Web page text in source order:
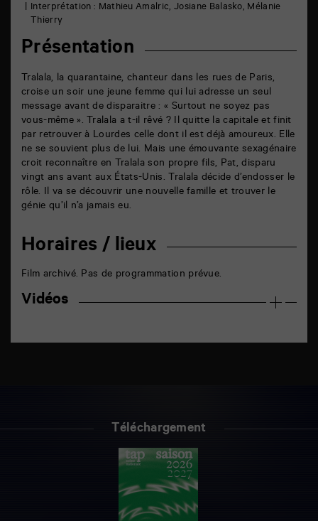
Interprétation : Mathieu Amalric, Josiane Balasko, Mélanie
Thierry
Présentation
Tralala, la quarantaine, chanteur dans les rues de Paris,
croise un soir une jeune femme qui lui adresse un seul
message avant de disparaitre : « Surtout ne soyez pas
vous-même ». Tralala a t-il rêvé ? Il quitte la capitale et finit
par retrouver à Lourdes celle dont il est déjà amoureux. Elle
ne se souvient plus de lui. Mais une émouvante sexagénaire
croit reconnaître en Tralala son propre fils, Pat, disparu
vingt ans avant aux États-Unis. Tralala décide d’endosser le
rôle. Il va se découvrir une nouvelle famille et trouver le
génie qu’il n’a jamais eu.
Horaires / lieux
Film archivé. Pas de programmation prévue.
Vidéos
Téléchargement